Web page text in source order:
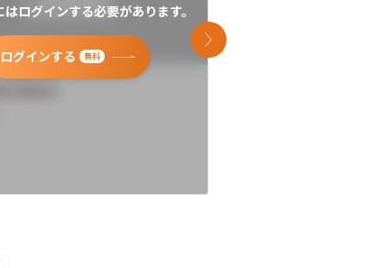
ログインする必要があります。
ログインする 無料
次のスライド